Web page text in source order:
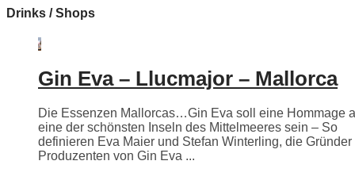
Drinks / Shops
Gin Eva – Llucmajor – Mallorca
Die Essenzen Mallorcas…Gin Eva soll eine Hommage
eine der schönsten Inseln des Mittelmeeres sein – So
definieren Eva Maier und Stefan Winterling, die Gründer
Produzenten von Gin Eva ...